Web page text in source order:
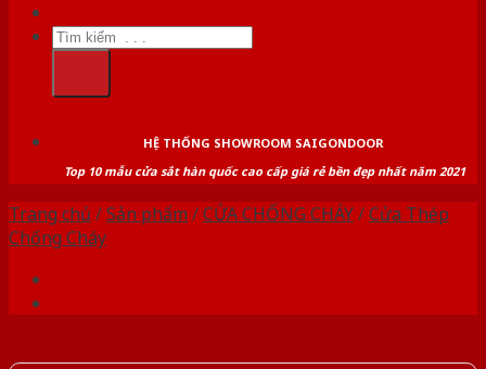
Tìm
kiếm:
HỆ THỐNG SHOWROOM SAIGONDOOR
Top 10 mẫu cửa sắt hàn quốc cao cấp giá rẻ bền đẹp nhất năm 2021
Trang chủ /Sản phẩm /CỬA CHỐNG CHÁY/Cửa Thép
Chống Cháy